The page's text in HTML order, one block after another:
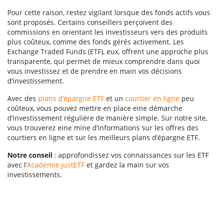
Pour cette raison, restez vigilant lorsque des fonds actifs vous
sont proposés. Certains conseillers perçoivent des
commissions en orientant les investisseurs vers des produits
plus coûteux, comme des fonds gérés activement. Les
Exchange Traded Funds (ETF), eux, offrent une approche plus
transparente, qui permet de mieux comprendre dans quoi
vous investissez et de prendre en main vos décisions
d’investissement.
Avec des plans d’épargne ETF et un courtier en ligne peu
coûteux, vous pouvez mettre en place eine démarche
d’investissement régulière de manière simple. Sur notre site,
vous trouverez eine mine d’informations sur les offres des
courtiers en ligne et sur les meilleurs plans d’épargne ETF.
Notre conseil : approfondissez vos connaissances sur les ETF
avec l’Académie justETF et gardez la main sur vos
investissements.